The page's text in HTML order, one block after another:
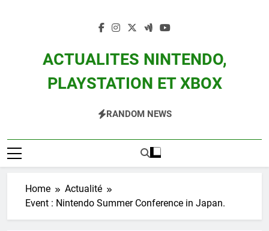
ACTUALITES NINTENDO,
PLAYSTATION ET XBOX
Zelda, Splatoon, Pokemon Entre Autres
RANDOM NEWS
Home
Actualité
Event : Nintendo Summer Conference in Japan.